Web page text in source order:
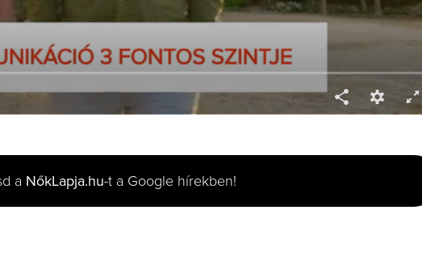
a NőkLapja.hu-t a Google hírekben!